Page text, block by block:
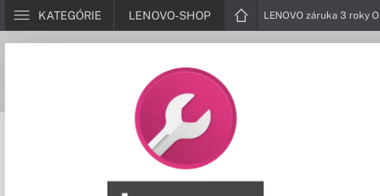
KATEGÓRIE LENOVO-SHOP LENOVO záruka 3 roky